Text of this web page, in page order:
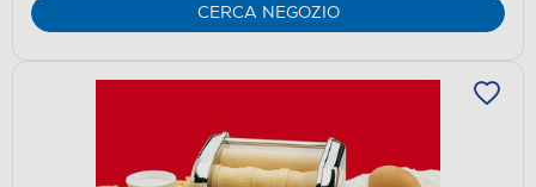
CERCA NEGOZIO